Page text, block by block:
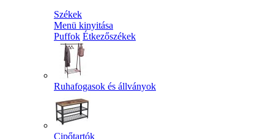
Székek
Menü kinyitása
Puffok Étkezőszékek
Ruhafogasok és állványok
Cipőtartók